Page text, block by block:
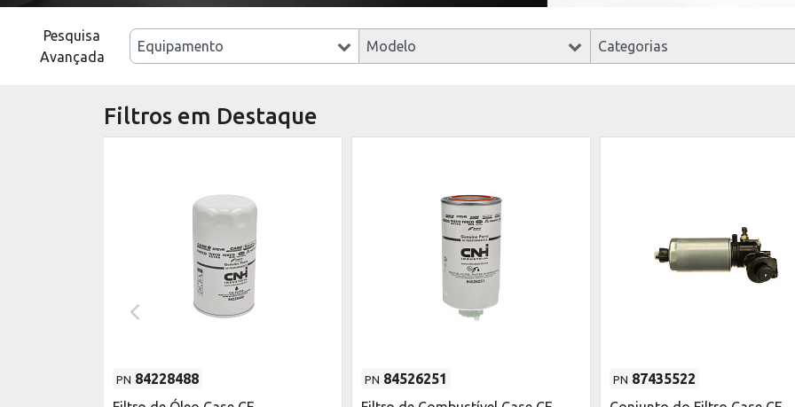
Pesquisa
Avançada
Equipamento Modelo Categorias
Filtros em Destaque
PN 84228488
PN 84526251
PN 87435522